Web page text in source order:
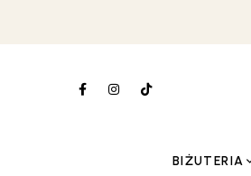
BIŻUTERIA